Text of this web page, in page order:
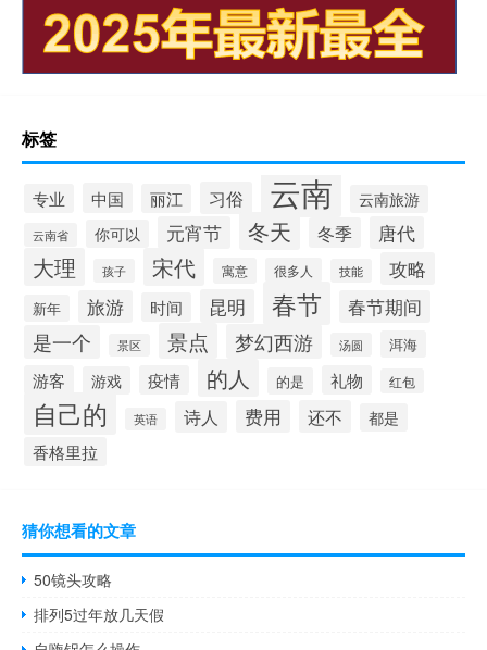
标签
专业 中国 丽江 习俗 云南 云南旅游
云南省 你可以 元宵节 冬天 冬季 唐代
大理 孩子 宋代 寓意 很多人 技能 攻略
新年 旅游 时间 昆明 春节 春节期间
是一个 景区 景点 梦幻西游 汤圆 洱海
游客 游戏 疫情 的人 的是 礼物 红包
自己的 英语 诗人 费用 还不 都是
香格里拉
猜你想看的文章
50镜头攻略
排列5过年放几天假